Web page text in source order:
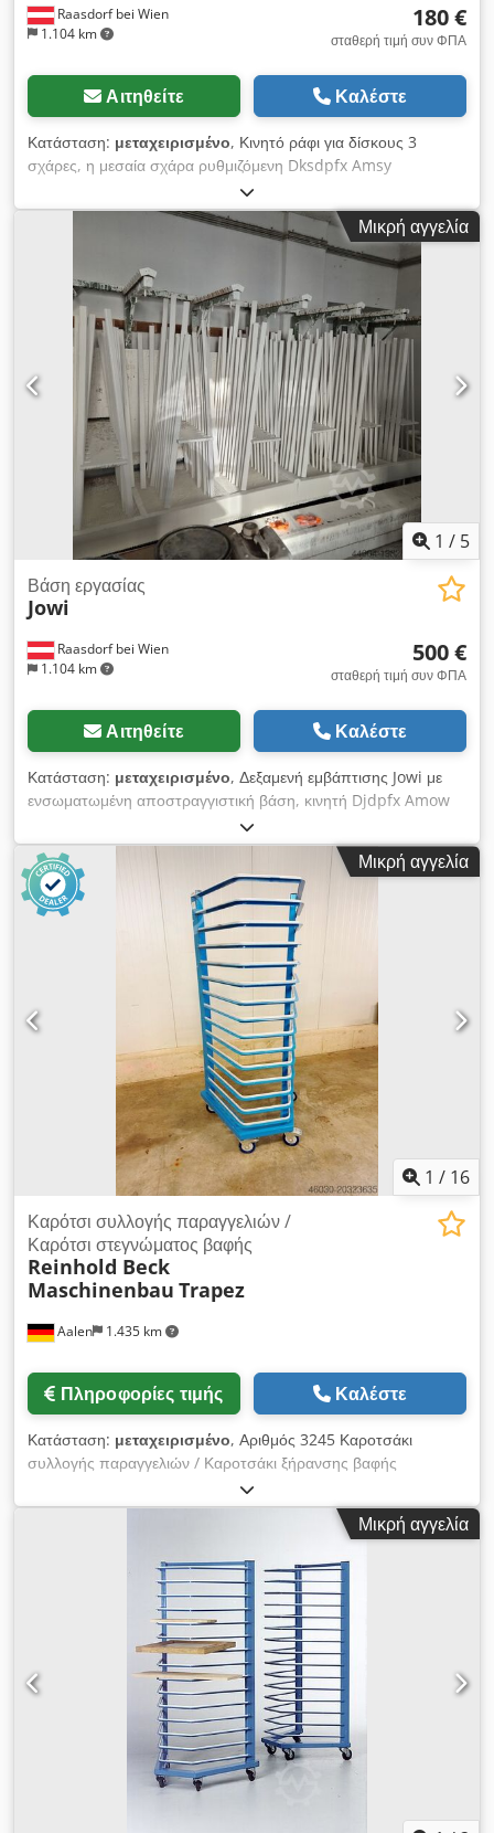
Raasdorf bei Wien
1.104 km
180 €
σταθερή τιμή συν ΦΠΑ
Αιτηθείτε Καλέστε
Κατάσταση: μεταχειρισμένο, Κινητό ράφι για δίσκους 3
σχάρες, η μεσαία σχάρα ρυθμιζόμενη Dksdpfx Amsy
Naqboysr Απαιτούμενος χώρος Πλάτος 800 x Βάθος 600 x
Ύψος 1800 mm 20 επίπεδα Καθαρές αποστάσεις περίπου 10
cm 5 τεμάχια διαθέσιμα στην αποθήκη
Μικρή αγγελία
1 / 5
Raasdorf bei Wien
1.104 km
Βάση εργασίας
Jowi
500 €
σταθερή τιμή συν ΦΠΑ
Αιτηθείτε Καλέστε
Κατάσταση: μεταχειρισμένο, Δεξαμενή εμβάπτισης Jowi με
ενσωματωμένη αποστραγγιστική βάση, κινητή Djdpfx Amow
Μικρή αγγελία
1 / 16
Aalen 1.435 km
Καρότσι συλλογής παραγγελιών /
Καρότσι στεγνώματος βαφής
Reinhold Beck
Maschinenbau Trapez
Πληροφορίες τιμής Καλέστε
Κατάσταση: μεταχειρισμένο, Αριθμός 3245 Καροτσάκι
συλλογής παραγγελιών / Καροτσάκι ξήρανσης βαφής
Reinhold Beck Maschinenbau Trapez Μεταχειρισμένο, σε
καλή κατάσταση Συνολικά διαθέσιμα 16 τεμάχια Για
εξοικονόμηση χώρου αποθήκευση έως την περαιτέρω
επεξεργασία Για βαμμένες πλάκες, δοκάρια ή προφίλ Πλάτος
ραφιού: 500 - 2000 mm Βάθος ραφιού: 510 mm 15 επίπεδα,
επενδυμένα με καουτσούκ ή αφρώδες υλικό Dkjdpjxpilxefx
Amyor Απόσταση μεταξύ επιπέδων περίπου 78 mm Φορτίο
ανά επίπεδο: 40 kg (συνολικά 600 kg) Μετακινούμενο, εν μέρει
με φρένο Τροχοί σε διάφορες εκδόσεις Διαστάσεις μεταφοράς
περίπου 800 x 700 x 1850 mm (ΜxΠxΥ) Βάρος περίπου 90 kg
Πώληση εξ ονόματος πελάτη, από τοποθεσία πλησίον 73430
Aalen, χωρίς αποσυναρμολόγηση, χωρίς μεταφορά και
εγκατάσταση Αποσυναρμολόγηση, φόρτωση και μεταφορά
από εμάς διατίθενται προαιρετικά Λάθη στην περιγραφή και την
Μικρή αγγελία